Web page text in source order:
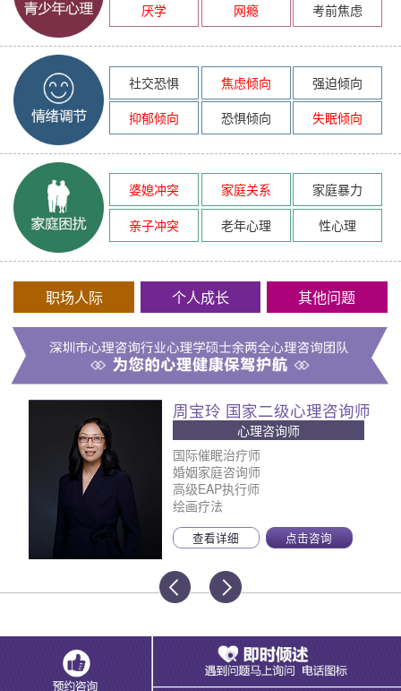
厌学
网瘾 考前焦虑
社交恐惧 焦虑倾向
强迫倾向
抑郁倾向
恐惧倾向 失眠倾向
婆媳冲突 家庭关系
家庭暴力
亲子冲突
老年心理 性心理
职场人际 个人成长 其他问题
周宝玲 国家二级心理咨询师
心理咨询师
国际催眠治疗师
婚姻家庭咨询师
高级EAP执行师
绘画疗法
查看详细 点击咨询